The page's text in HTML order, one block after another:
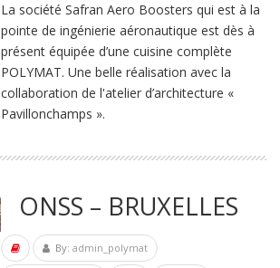
La société Safran Aero Boosters qui est à la
pointe de ingénierie aéronautique est dès à
présent équipée d’une cuisine complète
POLYMAT. Une belle réalisation avec la
collaboration de l'atelier d’architecture «
Pavillonchamps ».
ONSS – BRUXELLES
By:admin_polymat